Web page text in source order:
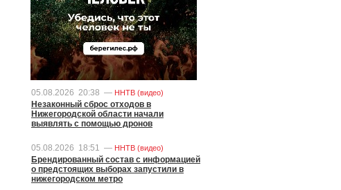
05.08.2026 20:38 — ННТВ (видео)
Незаконный сброс отходов в
Нижегородской области начали
выявлять с помощью дронов
05.08.2026 18:51 — ННТВ (видео)
Брендированный состав с информацией
о предстоящих выборах запустили в
нижегородском метро